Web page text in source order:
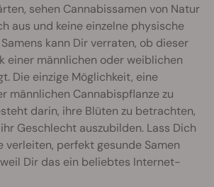
sehen Cannabissamen von Natur
aus und keine einzelne physische
kann Dir verraten, ob dieser
einer männlichen oder weiblichen
Die einzige Möglichkeit, eine
männlichen Cannabispflanze zu
darin, ihre Blüten zu betrachten,
Geschlecht auszubilden. Lass Dich
verleiten, perfekt gesunde Samen
Dir das ein beliebtes Internet-